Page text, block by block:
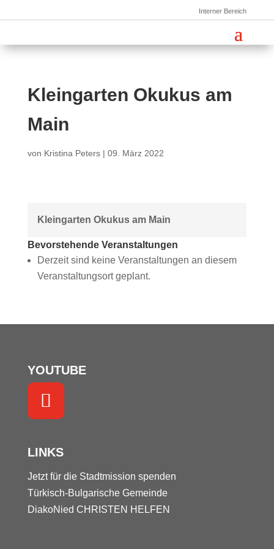
Interner Bereich
Kleingarten Okukus am
Main
von Kristina Peters| 09. März 2022
Kleingarten Okukus am Main
Bevorstehende Veranstaltungen
Derzeit sind keine Veranstaltungen an diesem
Veranstaltungsort geplant.
YOUTUBE
LINKS
Jetzt für die Stadtmission spenden
Türkisch-Bulgarische Gemeinde
DiakoNied CHRISTEN HELFEN